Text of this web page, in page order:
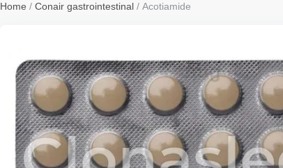
Home / Conair gastrointestinal / Acotiamide